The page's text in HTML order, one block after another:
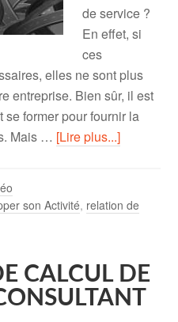
de service ?
En effet, si
ces
elles ne sont plus
entreprise. Bien sûr, il est
former pour fournir la
Mais … [Lire plus...]
son Activité, relation de
CALCUL DE